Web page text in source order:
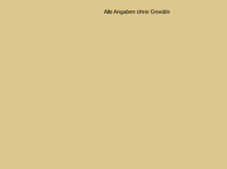
Alle Angaben ohne Gewähr